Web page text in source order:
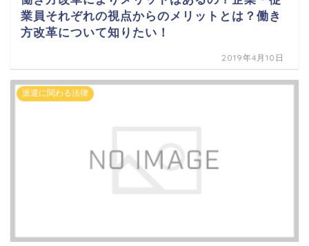
業員それぞれの視点からのメリットとは？働き
方改革について知りたい！
2019年4月10日
派遣に関わる法律